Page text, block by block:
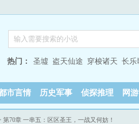
热门： 圣墟 盗天仙途 穿梭诸天 长乐
市言情 历史军事 侦探推理 网
第70章 一串五：区区圣王，一战又何妨！